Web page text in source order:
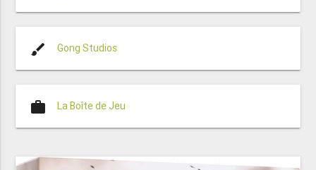
brush Gong Studios
work La Boîte de Jeu